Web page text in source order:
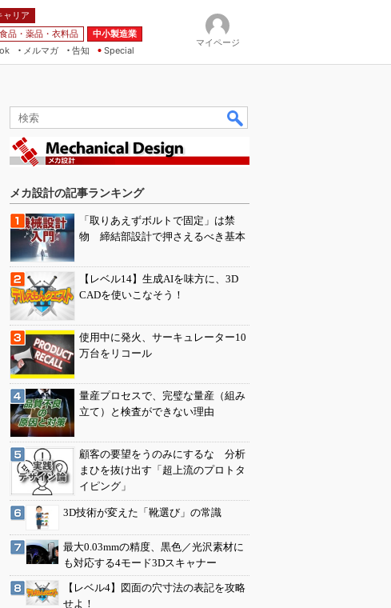
ャリア
食品・薬品・衣料品
中小製造業
メルマガ
告知 Special
マイページ
メカ設計の記事ランキング
「取りあえずボルトで固定」は禁
物 締結部設計で押さえるべき基本
【レベル14】生成AIを味方に、3D
CADを使いこなそう！
使用中に発火、サーキュレーター10
万台をリコール
量産プロセスで、完璧な量産（組み
立て）と検査ができない理由
顧客の要望をうのみにするな 分析
まひを抜け出す「超上流のプロトタ
イピング」
3D技術が変えた「靴選び」の常識
最大0.03mmの精度、黒色／光沢素材に
も対応する4モード3Dスキャナー
【レベル4】図面の穴寸法の表記を攻略
せよ！